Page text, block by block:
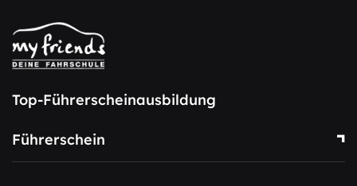
Top-Führerscheinausbildung
Führerschein